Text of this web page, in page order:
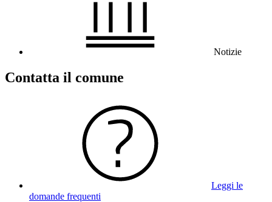
Notizie
Contatta il comune
Leggi le
domande frequenti